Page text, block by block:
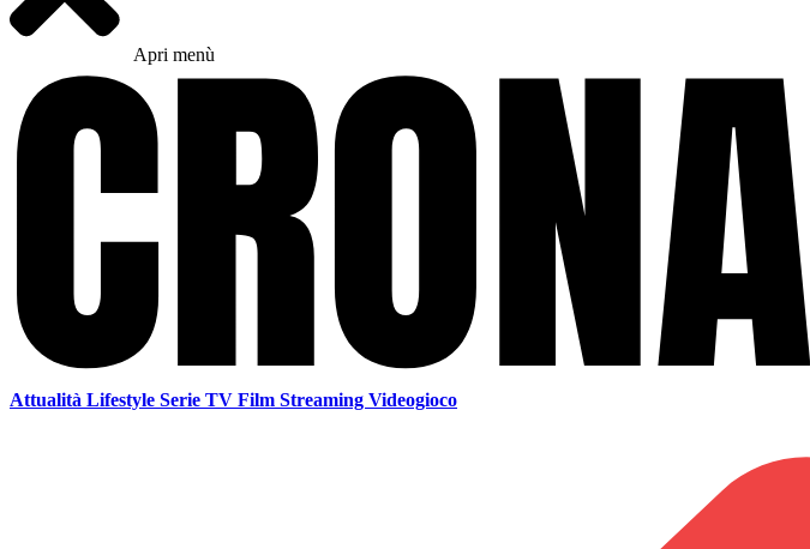
Apri menù
Attualità Lifestyle Serie TV Film Streaming Videogioco